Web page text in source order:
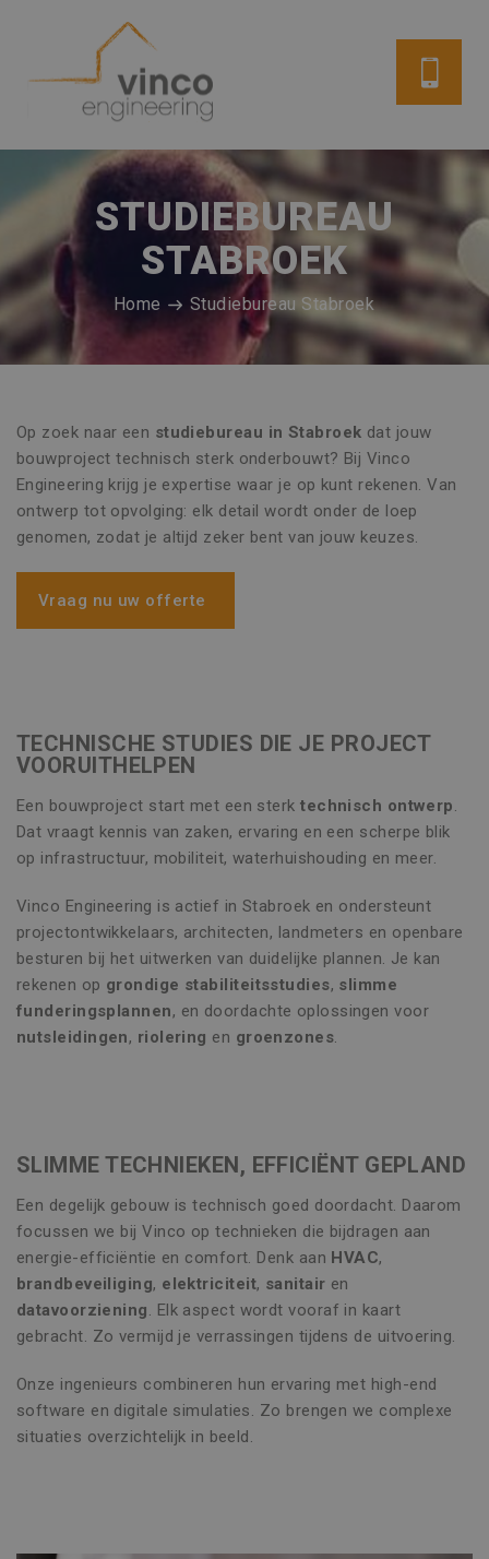
STUDIEBUREAU
STABROEK
Home Studiebureau Stabroek
Op zoek naar een studiebureau in Stabroek dat jouw
bouwproject technisch sterk onderbouwt? Bij Vinco
Engineering krijg je expertise waar je op kunt rekenen. Van
ontwerp tot opvolging: elk detail wordt onder de loep
genomen, zodat je altijd zeker bent van jouw keuzes.
Vraag nu uw offerte
TECHNISCHE STUDIES DIE JE PROJECT
VOORUITHELPEN
Een bouwproject start met een sterk technisch ontwerp.
Dat vraagt kennis van zaken, ervaring en een scherpe blik
op infrastructuur, mobiliteit, waterhuishouding en meer.
Vinco Engineering is actief in Stabroek en ondersteunt
projectontwikkelaars, architecten, landmeters en openbare
besturen bij het uitwerken van duidelijke plannen. Je kan
rekenen op grondige stabiliteitsstudies, slimme
funderingsplannen, en doordachte oplossingen voor
nutsleidingen, riolering en groenzones.
SLIMME TECHNIEKEN, EFFICIËNT GEPLAND
Een degelijk gebouw is technisch goed doordacht. Daarom
focussen we bij Vinco op technieken die bijdragen aan
energie-efficiëntie en comfort. Denk aan HVAC,
brandbeveiliging, elektriciteit, sanitair en
datavoorziening. Elk aspect wordt vooraf in kaart
gebracht. Zo vermijd je verrassingen tijdens de uitvoering.
Onze ingenieurs combineren hun ervaring met high-end
software en digitale simulaties. Zo brengen we complexe
situaties overzichtelijk in beeld.